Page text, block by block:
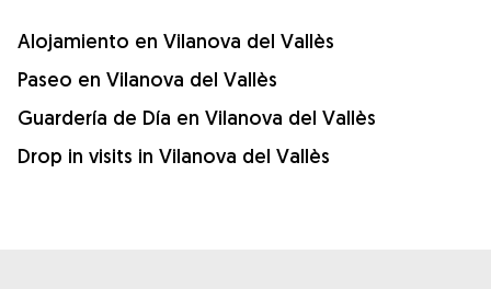
Alojamiento en Vilanova del Vallès
Paseo en Vilanova del Vallès
Guardería de Día en Vilanova del Vallès
Drop in visits in Vilanova del Vallès